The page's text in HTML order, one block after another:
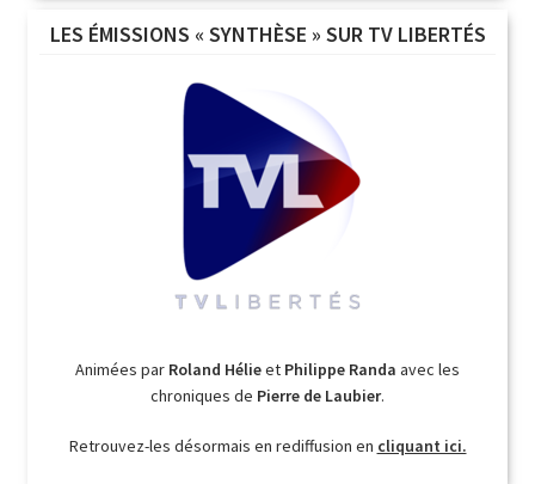
LES ÉMISSIONS « SYNTHÈSE » SUR TV LIBERTÉS
Animées par Roland Hélieet Philippe Randa avec les
chroniques de Pierre de Laubier.
Retrouvez-les désormais en rediffusion en cliquant ici.